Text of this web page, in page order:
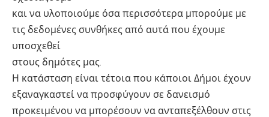
και να υλοποιούμε όσα περισσότερα μπορούμε με
τις δεδομένες συνθήκες από αυτά που έχουμε
υποσχεθεί
στους δημότες μας.
Η κατάσταση είναι τέτοια που κάποιοι Δήμοι έχουν
εξαναγκαστεί να προσφύγουν σε δανεισμό
προκειμένου να μπορέσουν να ανταπεξέλθουν στις